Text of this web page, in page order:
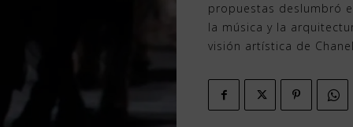
propuestas deslumbró
la música y la
visión artística de